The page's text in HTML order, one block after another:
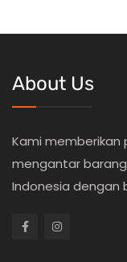
About Us
Kami memberikan
mengantar barang
Indonesia dengan